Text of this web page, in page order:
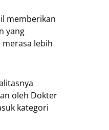
memberikan
yang
merasa lebih
oleh Dokter
kategori